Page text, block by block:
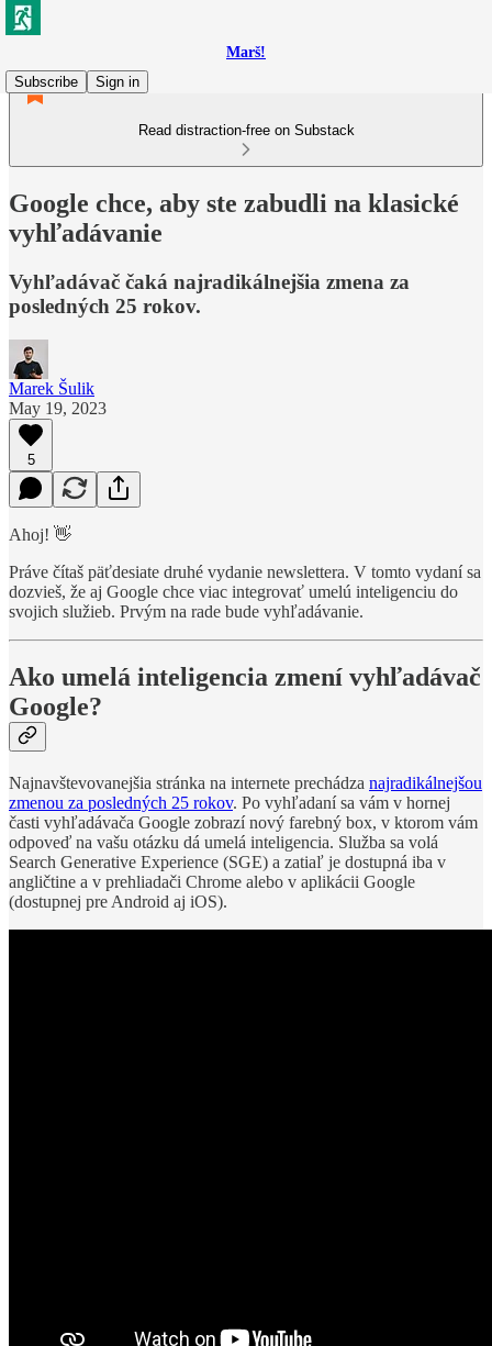
Marš!
Subscribe
Sign in
Read distraction-free on Substack
Google chce, aby ste zabudli na klasické
vyhľadávanie
Vyhľadávač čaká najradikálnejšia zmena za
posledných 25 rokov.
Marek Šulik
May 19, 2023
5
Ahoj! 👋
Práve čítaš päťdesiate druhé vydanie newslettera. V tomto vydaní sa
dozvieš, že aj Google chce viac integrovať umelú inteligenciu do
svojich služieb. Prvým na rade bude vyhľadávanie.
Ako umelá inteligencia zmení vyhľadávač
Google?
Najnavštevovanejšia stránka na internete prechádza najradikálnejšou
zmenou za posledných 25 rokov. Po vyhľadaní sa vám v hornej
časti vyhľadávača Google zobrazí nový farebný box, v ktorom vám
odpoveď na vašu otázku dá umelá inteligencia. Služba sa volá
Search Generative Experience (SGE) a zatiaľ je dostupná iba v
angličtine a v prehliadači Chrome alebo v aplikácii Google
(dostupnej pre Android aj iOS).